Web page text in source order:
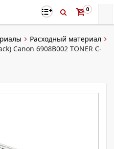
0
Расходный материал
Canon 6908B002 TONER C-